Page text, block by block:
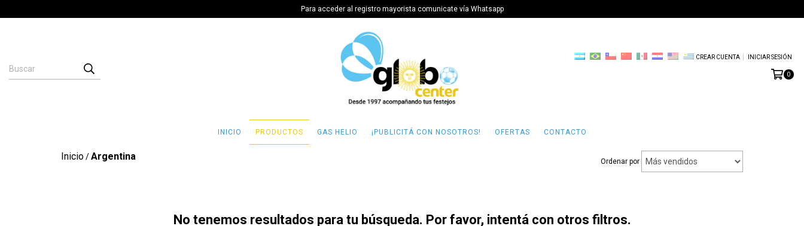
Para acceder al registro mayorista comunicate vía Whatsapp
CREAR CUENTA INICIAR SESIÓN
0
INICIO PRODUCTOS GAS HELIO ¡PUBLICITÁ CON NOSOTROS! OFERTAS CONTACTO
Inicio/Argentina Ordenar por
No tenemos resultados para tu búsqueda. Por favor, intentá con otros filtros.